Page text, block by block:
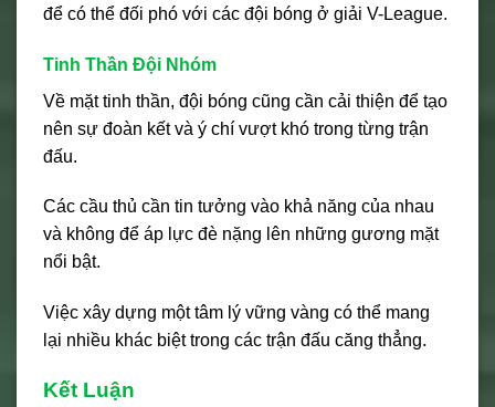
để có thể đối phó với các đội bóng ở giải V-League.
Tinh Thần Đội Nhóm
Về mặt tinh thần, đội bóng cũng cần cải thiện để tạo
nên sự đoàn kết và ý chí vượt khó trong từng trận
đấu.
Các cầu thủ cần tin tưởng vào khả năng của nhau
và không để áp lực đè nặng lên những gương mặt
nổi bật.
Việc xây dựng một tâm lý vững vàng có thể mang
lại nhiều khác biệt trong các trận đấu căng thẳng.
Kết Luận